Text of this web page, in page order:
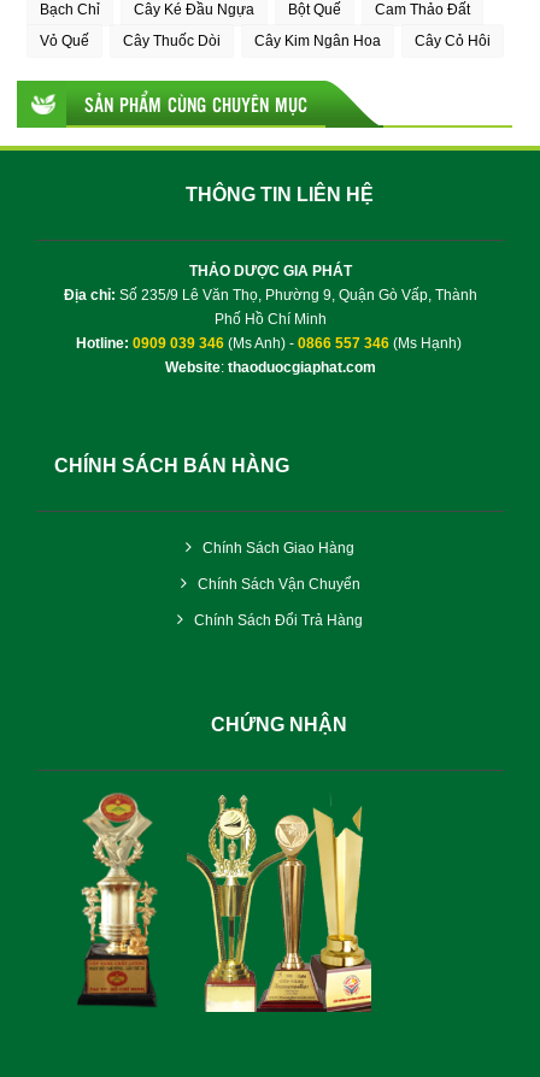
Bạch Chỉ
Cây Ké Đầu Ngựa Bột Quế
Cam Thảo Đất
Vỏ Quế
Cây Thuốc Dòi Cây Kim Ngân Hoa Cây Cỏ Hôi
SẢN PHẨM CÙNG CHUYÊN MỤC
THÔNG TIN LIÊN HỆ
THẢO DƯỢC GIA PHÁT
Địa chỉ: Số 235/9 Lê Văn Thọ, Phường 9, Quận Gò Vấp, Thành
Phố Hồ Chí Minh
Hotline: 0909 039 346 (Ms Anh) - 0866 557 346(Ms Hạnh)
Website: thaoduocgiaphat.com
CHÍNH SÁCH BÁN HÀNG
Chính Sách Giao Hàng
Chính Sách Vận Chuyển
Chính Sách Đổi Trả Hàng
CHỨNG NHẬN